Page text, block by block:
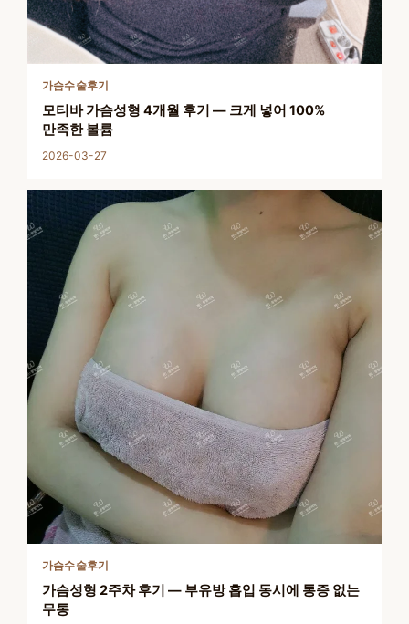
가슴수술후기
모티바 가슴성형 4개월 후기 — 크게 넣어 100%
만족한 볼륨
2026-03-27
가슴수술후기
가슴성형 2주차 후기 — 부유방 흡입 동시에 통증 없는
무통